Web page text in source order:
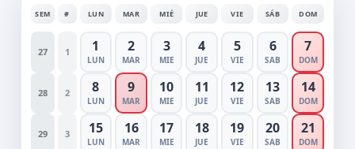
SEM # LUN MAR MIÉ JUE VIE SÁB DOM
27 1 1
LUN
2
MAR
3
MIE
4
JUE
5
VIE
6
SAB
7
DOM
28 2 8
LUN
9
MAR
10
MIE
11
JUE
12
VIE
13
SAB
14
DOM
29 3 15
LUN
16
MAR
17
MIE
18
JUE
19
VIE
20
SAB
21
DOM